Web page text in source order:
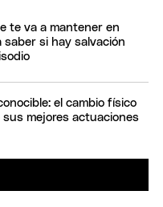
te va a mantener en
si hay salvación
el cambio físico
mejores actuaciones